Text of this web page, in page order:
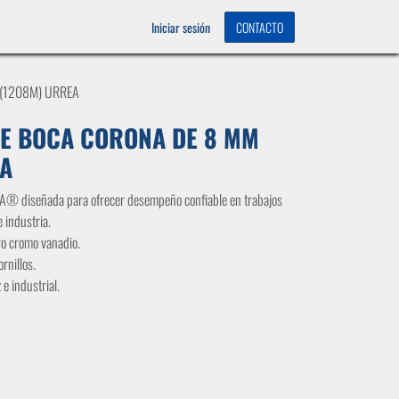
Iniciar sesión CONTACTO
URREA
BOCA CORONA DE 8 MM
diseñada para ofrecer desempeño confiable en trabajos
industria.
cromo vanadio.
e industrial.